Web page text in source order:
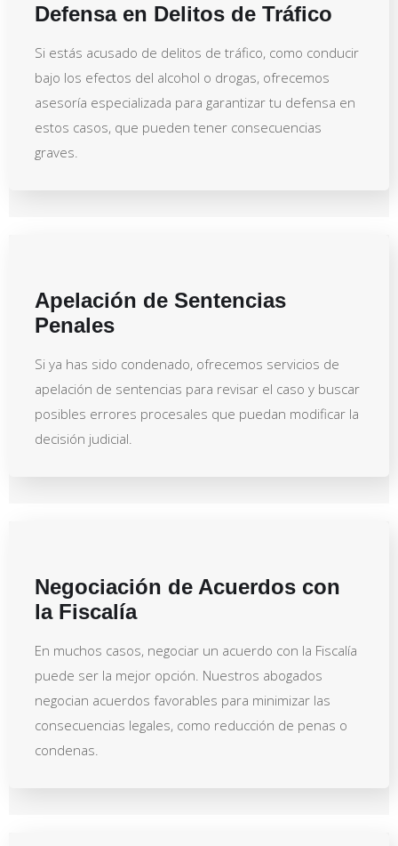
Defensa en Delitos de Tráfico
Si estás acusado de delitos de tráfico, como conducir
bajo los efectos del alcohol o drogas, ofrecemos
asesoría especializada para garantizar tu defensa en
estos casos, que pueden tener consecuencias
graves.
Apelación de Sentencias
Penales
Si ya has sido condenado, ofrecemos servicios de
apelación de sentencias para revisar el caso y buscar
posibles errores procesales que puedan modificar la
decisión judicial.
Negociación de Acuerdos con
la Fiscalía
En muchos casos, negociar un acuerdo con la Fiscalía
puede ser la mejor opción. Nuestros abogados
negocian acuerdos favorables para minimizar las
consecuencias legales, como reducción de penas o
condenas.